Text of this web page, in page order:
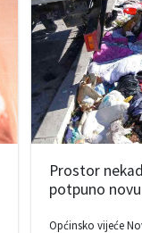
Prostor
potpuno
Općinsko vijeće